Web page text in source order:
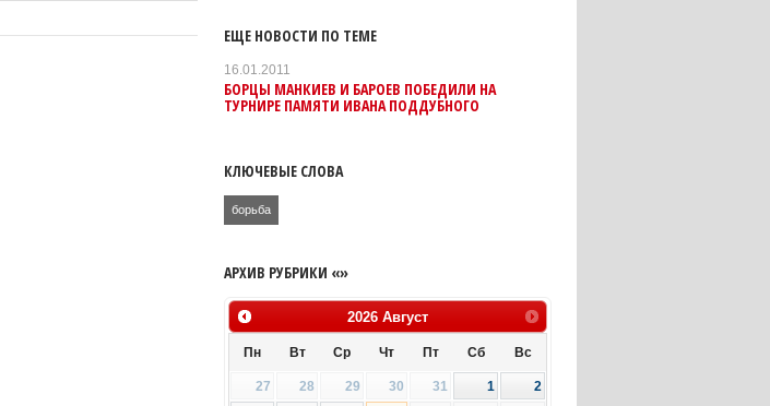
ЕЩЕ НОВОСТИ ПО ТЕМЕ
16.01.2011
БОРЦЫ МАНКИЕВ И БАРОЕВ ПОБЕДИЛИ НА
ТУРНИРЕ ПАМЯТИ ИВАНА ПОДДУБНОГО
КЛЮЧЕВЫЕ СЛОВА
борьба
АРХИВ РУБРИКИ «»
2026 Август
Пн Вт Ср Чт Пт Сб Вс
27 28 29 30 31 1
2